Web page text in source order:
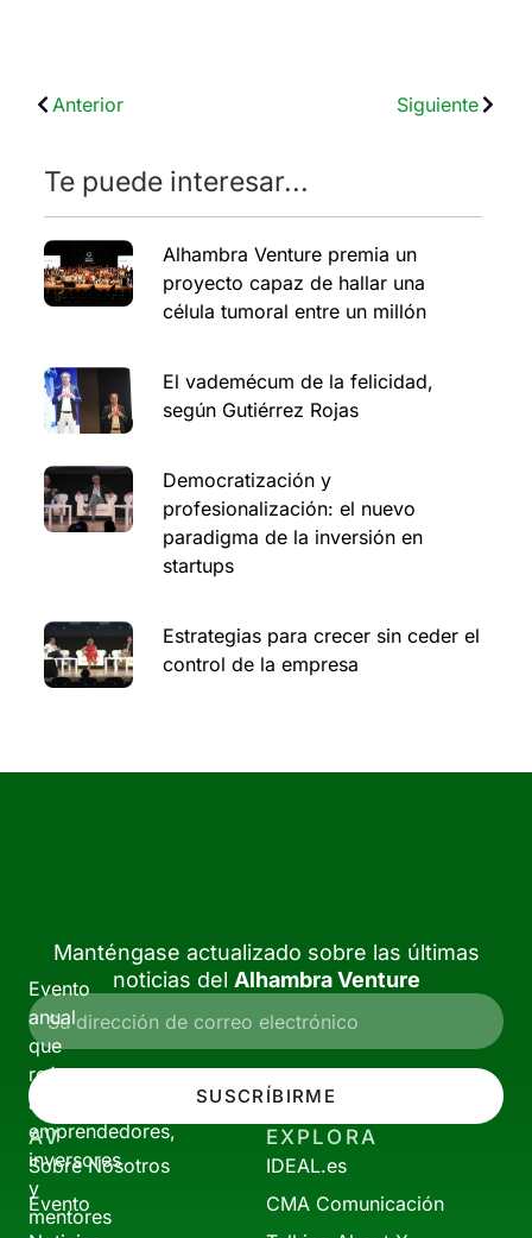
Anterior Siguiente
Te puede interesar...
Alhambra Venture premia un
proyecto capaz de hallar una
célula tumoral entre un millón
El vademécum de la felicidad,
según Gutiérrez Rojas
Democratización y
profesionalización: el nuevo
paradigma de la inversión en
startups
Estrategias para crecer sin ceder el
control de la empresa
Evento
anual
que
reúne
a
emprendedores,
inversores
y
mentores
Manténgase actualizado sobre las últimas
noticias del Alhambra Venture
SUSCRÍBIRME
AV
Sobre Nosotros
Evento
EXPLORA
IDEAL.es
CMA Comunicación